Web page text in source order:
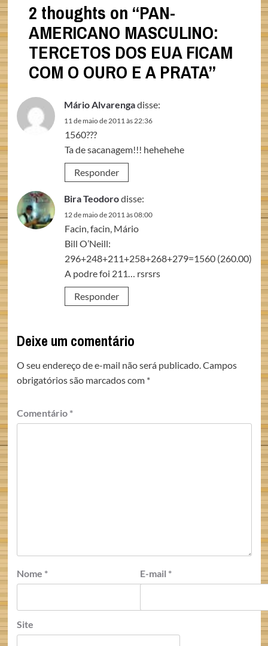
2 thoughts on “PAN-
AMERICANO MASCULINO:
TERCETOS DOS EUA FICAM
COM O OURO E A PRATA”
Mário Alvarengadisse:
11 de maio de 2011 às 22:36
1560???
Ta de sacanagem!!! hehehehe
Responder
Bira Teodorodisse:
12 de maio de 2011 às 08:00
Facin, facin, Mário
Bill O’Neill:
296+248+211+258+268+279=1560 (260.00)
A podre foi 211… rsrsrs
Responder
Deixe um comentário
O seu endereço de e-mail não será publicado.Campos
obrigatórios são marcados com *
Comentário *
Nome * E-mail *
Site